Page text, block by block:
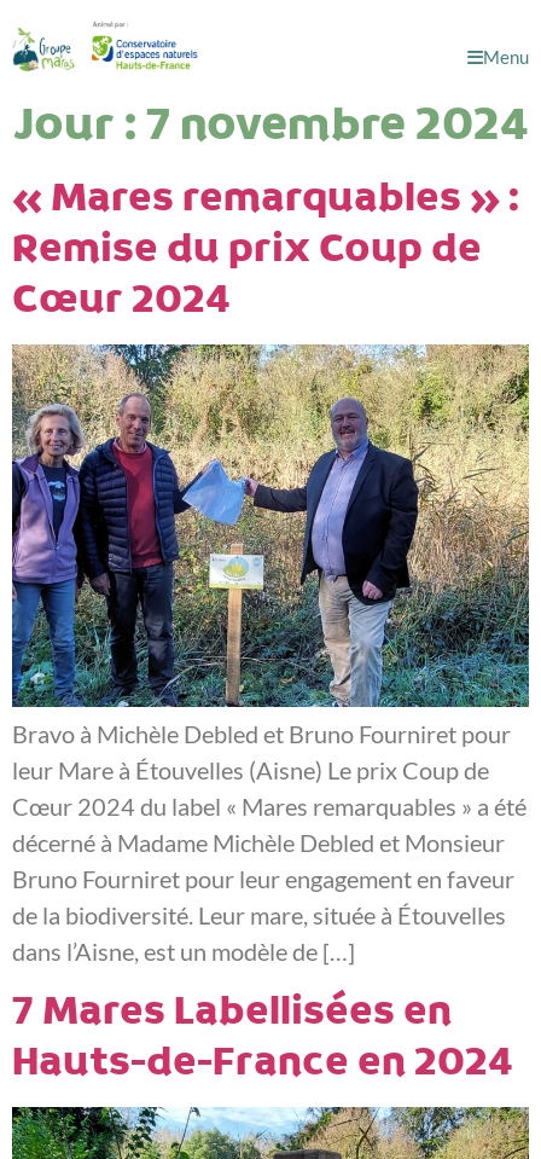
Menu
Jour :7 novembre 2024
« Mares remarquables » :
Remise du prix Coup de
Cœur 2024
Bravo à Michèle Debled et Bruno Fourniret pour
leur Mare à Étouvelles (Aisne) Le prix Coup de
Cœur 2024 du label « Mares remarquables » a été
décerné à Madame Michèle Debled et Monsieur
Bruno Fourniret pour leur engagement en faveur
de la biodiversité. Leur mare, située à Étouvelles
dans l’Aisne, est un modèle de […]
7 Mares Labellisées en
Hauts-de-France en 2024